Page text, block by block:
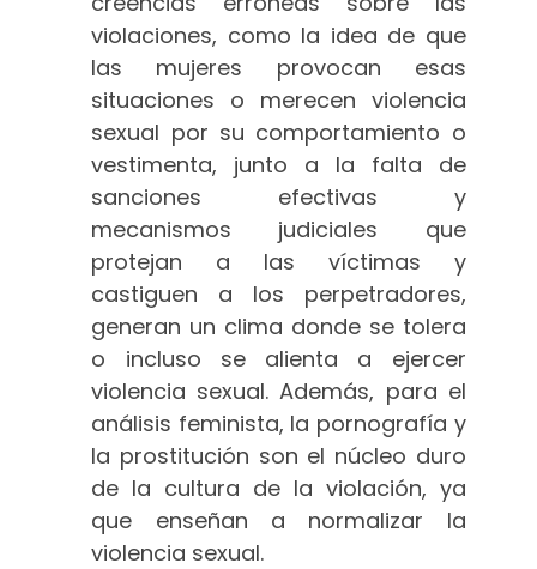
violaciones, como la idea de que
las mujeres provocan esas
situaciones o merecen violencia
sexual por su comportamiento o
vestimenta, junto a la falta de
sanciones efectivas y
mecanismos judiciales que
protejan a las víctimas y
castiguen a los perpetradores,
generan un clima donde se tolera
o incluso se alienta a ejercer
violencia sexual. Además, para el
análisis feminista, la pornografía y
la prostitución son el núcleo duro
de la cultura de la violación, ya
que enseñan a normalizar la
violencia sexual.